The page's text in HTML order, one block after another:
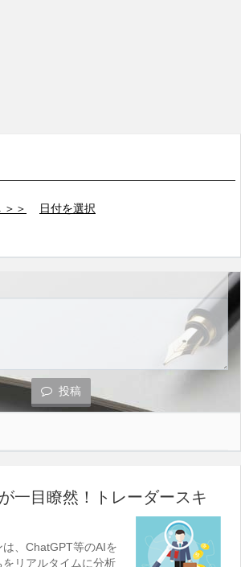
＞＞ 日付を選択
投稿
一目瞭然！トレーダースキ
は、ChatGPT等のAIを
リアルタイムに分析